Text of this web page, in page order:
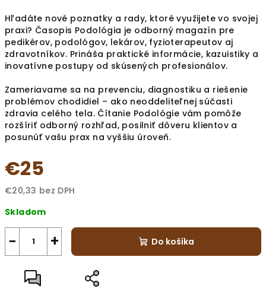
Hľadáte nové poznatky a rady, ktoré využijete vo svojej
praxi? Časopis Podológia je odborný magazín pre
pedikérov, podológov, lekárov, fyzioterapeutov aj
zdravotníkov. Prináša praktické informácie, kazuistiky a
inovatívne postupy od skúsených profesionálov.
Zameriavame sa na prevenciu, diagnostiku a riešenie
problémov chodidiel – ako neoddeliteľnej súčasti
zdravia celého tela. Čítanie Podológie vám pomôže
rozšíriť odborný rozhľad, posilniť dôveru klientov a
posunúť vašu prax na vyššiu úroveň.
€25
€20,33 bez DPH
cena:
Skladom
+
− Do košíka